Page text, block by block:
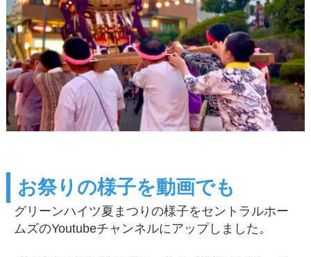
お祭りの様子を動画でも
グリーンハイツ夏まつりの様子をセントラルホー
ムズのYoutubeチャンネルにアップしました。